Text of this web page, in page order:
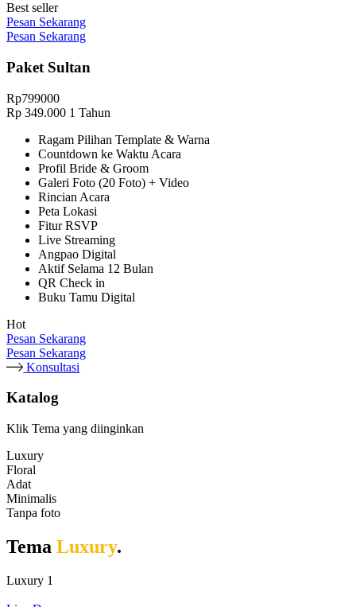
Best seller
Pesan Sekarang
Pesan Sekarang
Paket Sultan
Rp799000
Rp 349.000 1 Tahun
Ragam Pilihan Template & Warna
Countdown ke Waktu Acara
Profil Bride & Groom
Galeri Foto (20 Foto) + Video
Rincian Acara
Peta Lokasi
Fitur RSVP
Live Streaming
Angpao Digital
Aktif Selama 12 Bulan
QR Check in
Buku Tamu Digital
Hot
Pesan Sekarang
Pesan Sekarang
Konsultasi
Katalog
Klik Tema yang diinginkan
Luxury
Floral
Adat
Minimalis
Tanpa foto
Tema Luxury.
Luxury 1